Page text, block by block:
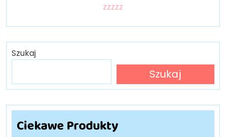
zzzzz
Szukaj
Szukaj
Ciekawe Produkty